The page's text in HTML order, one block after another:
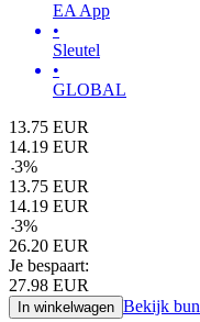
EA App
•
Sleutel
•
GLOBAL
13.75 EUR
14.19 EUR
-3%
13.75 EUR
14.19 EUR
-3%
26.20 EUR
Je bespaart:
27.98 EUR
In winkelwagen Bekijk